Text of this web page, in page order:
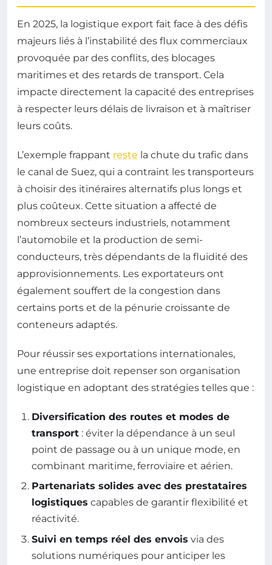
En 2025, la logistique export fait face à des défis
majeurs liés à l’instabilité des flux commerciaux
provoquée par des conflits, des blocages
maritimes et des retards de transport. Cela
impacte directement la capacité des entreprises
à respecter leurs délais de livraison et à maîtriser
leurs coûts.
L’exemple frappant reste la chute du trafic dans
le canal de Suez, qui a contraint les transporteurs
à choisir des itinéraires alternatifs plus longs et
plus coûteux. Cette situation a affecté de
nombreux secteurs industriels, notamment
l’automobile et la production de semi-
conducteurs, très dépendants de la fluidité des
approvisionnements. Les exportateurs ont
également souffert de la congestion dans
certains ports et de la pénurie croissante de
conteneurs adaptés.
Pour réussir ses exportations internationales,
une entreprise doit repenser son organisation
logistique en adoptant des stratégies telles que :
Diversification des routes et modes de
transport : éviter la dépendance à un seul
point de passage ou à un unique mode, en
combinant maritime, ferroviaire et aérien.
Partenariats solides avec des prestataires
logistiques capables de garantir flexibilité et
réactivité.
Suivi en temps réel des envois via des
solutions numériques pour anticiper les